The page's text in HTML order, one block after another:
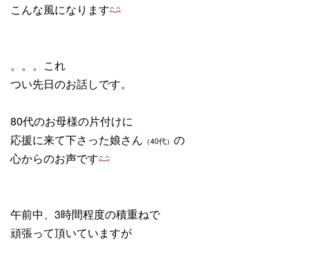
こんな風になります
。。。これ
つい先日のお話しです。
80代のお母様の片付けに
応援に来て下さった娘さん （40代） の
心からのお声です
午前中、3時間程度の積重ねで
頑張って頂いていますが